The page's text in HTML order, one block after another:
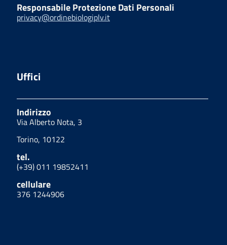
Responsabile Protezione Dati Personali
privacy@ordinebiologiplv.it
Uffici
Indirizzo
Via Alberto Nota, 3
Torino, 10122
tel.
(+39) 011 19852411
cellulare
376 1244906